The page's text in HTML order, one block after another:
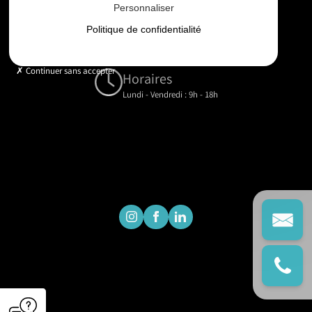
contact@gd-drones-services.fr
Horaires
Lundi - Vendredi : 9h - 18h
Personnaliser
Politique de confidentialité
Continuer sans accepter